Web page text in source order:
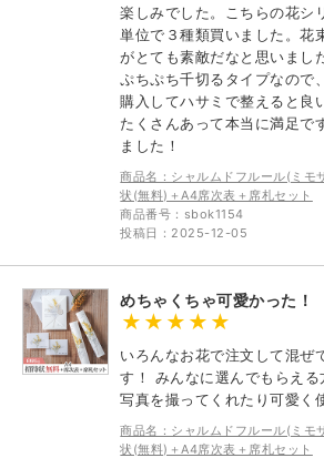
楽しみでした。こちらの花シ
単位で３種類買いました。花
がとても素敵だなと思いまし
ぷちぷち千切るタイプなので
購入してハサミで整えると良
たくさんあって本当に満足で
ました！
商品名：シャルムドフルール(ミモ
状(無料)＋A4席次表＋席札セット
商品番号：sbok1154
投稿日：2025-12-05
めちゃくちゃ可愛かった！
いろんなお花で注文して混ぜ
す！ みんなに選んでもらえる
写真を撮ってくれたり可愛く
商品名：シャルムドフルール(ミモ
状(無料)＋A4席次表＋席札セット